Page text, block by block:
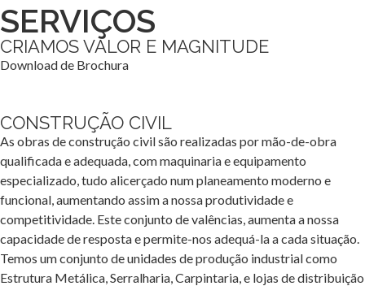
SERVIÇOS
CRIAMOS VALOR E MAGNITUDE
Download de Brochura
CONSTRUÇÃO CIVIL
As obras de construção civil são realizadas por mão-de-obra
qualificada e adequada, com maquinaria e equipamento
especializado, tudo alicerçado num planeamento moderno e
funcional, aumentando assim a nossa produtividade e
competitividade. Este conjunto de valências, aumenta a nossa
capacidade de resposta e permite-nos adequá-la a cada situação.
Temos um conjunto de unidades de produção industrial como
Estrutura Metálica, Serralharia, Carpintaria, e lojas de distribuição